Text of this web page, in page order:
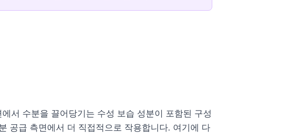
서 수분을 끌어당기는 수성 보습 성분이 포함된 구성
공급 측면에서 더 직접적으로 작용합니다. 여기에 다